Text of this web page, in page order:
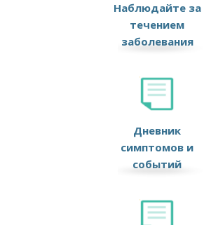
Наблюдайте за
течением
заболевания
Дневник
симптомов и
событий